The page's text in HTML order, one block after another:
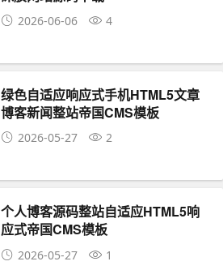
2026-06-06 4
绿色自适应响应式手机HTML5文章
博客新闻整站帝国CMS模板
2026-05-27 2
个人博客源码整站自适应HTML5响
应式帝国CMS模板
2026-05-27 1